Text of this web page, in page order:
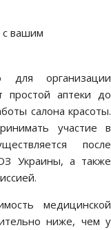
с вашим
организации
простой аптеки до
салона красоты.
участие в
после
Украины, а также
медицинской
ниже, чем у